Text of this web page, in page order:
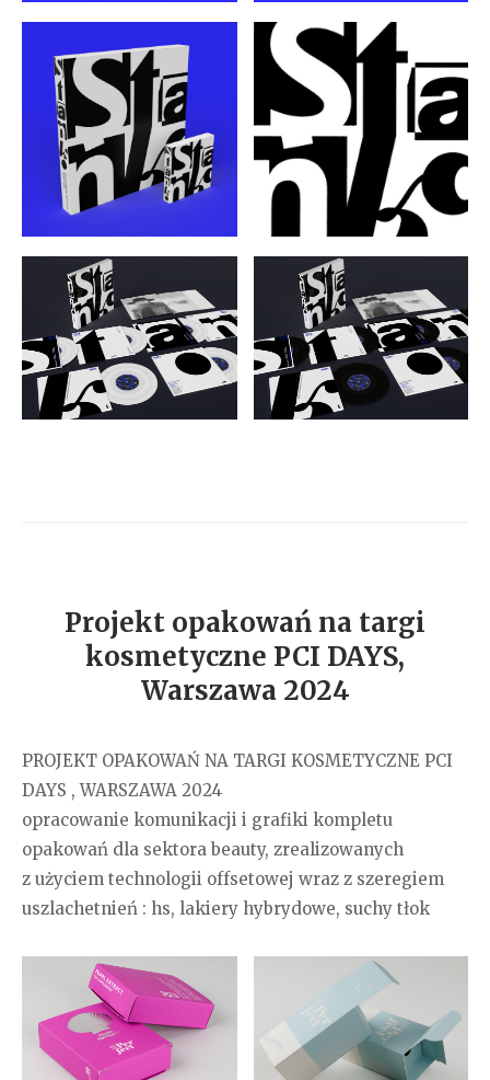
Projekt opakowań na targi
kosmetyczne PCI DAYS,
Warszawa 2024
PROJEKT OPAKOWAŃ NA TARGI KOSMETYCZNE PCI
DAYS , WARSZAWA 2024
opracowanie komunikacji i grafiki kompletu
opakowań dla sektora beauty, zrealizowanych
z użyciem technologii offsetowej wraz z szeregiem
uszlachetnień : hs, lakiery hybrydowe, suchy tłok